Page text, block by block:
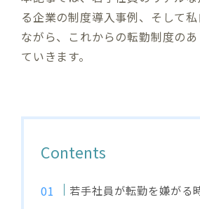
る企業の制度導入事例、そして
ながら、これからの転勤制度の
ていきます。
Contents
若手社員が転勤を嫌がる